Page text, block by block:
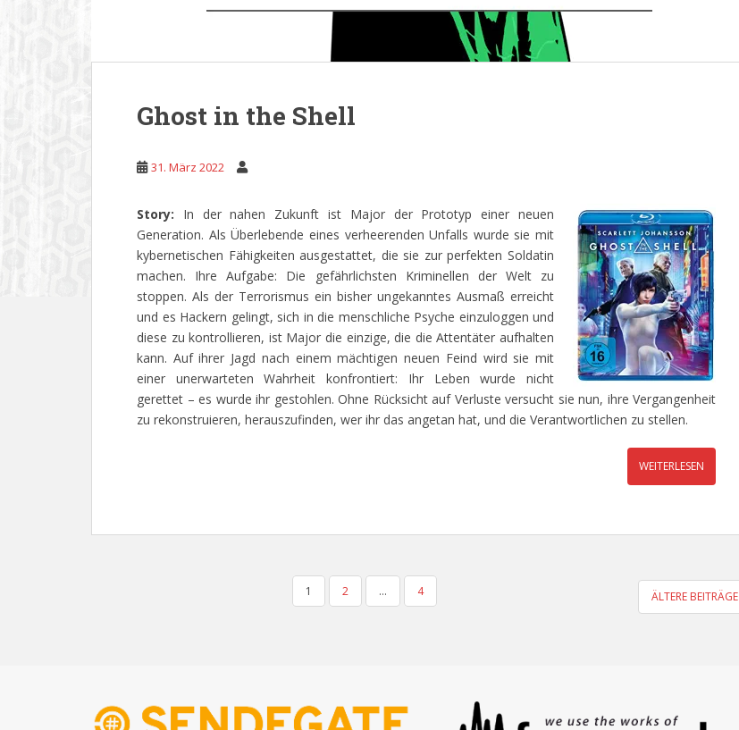
Ghost in the Shell
31. März 2022
Story: In der nahen Zukunft ist Major der Prototyp einer neuen
Generation. Als Überlebende eines verheerenden Unfalls wurde sie mit
kybernetischen Fähigkeiten ausgestattet, die sie zur perfekten Soldatin
machen. Ihre Aufgabe: Die gefährlichsten Kriminellen der Welt zu
stoppen. Als der Terrorismus ein bisher ungekanntes Ausmaß erreicht
und es Hackern gelingt, sich in die menschliche Psyche einzuloggen und
diese zu kontrollieren, ist Major die einzige, die die Attentäter aufhalten
kann. Auf ihrer Jagd nach einem mächtigen neuen Feind wird sie mit
einer unerwarteten Wahrheit konfrontiert: Ihr Leben wurde nicht
gerettet – es wurde ihr gestohlen. Ohne Rücksicht auf Verluste versucht sie nun, ihre Vergangenheit
zu rekonstruieren, herauszufinden, wer ihr das angetan hat, und die Verantwortlichen zu stellen.
WEITERLESEN
SEITENNUMMERIERUNG
1 2 … 4 ÄLTERE BEITRÄGE